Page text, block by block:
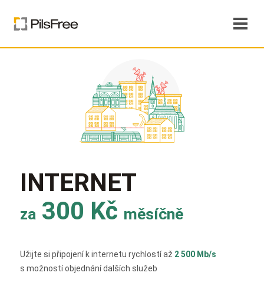
INTERNET
za300 Kč měsíčně
Užijte si připojení k internetu rychlostí až 2 500 Mb/s
s možností objednání dalších služeb